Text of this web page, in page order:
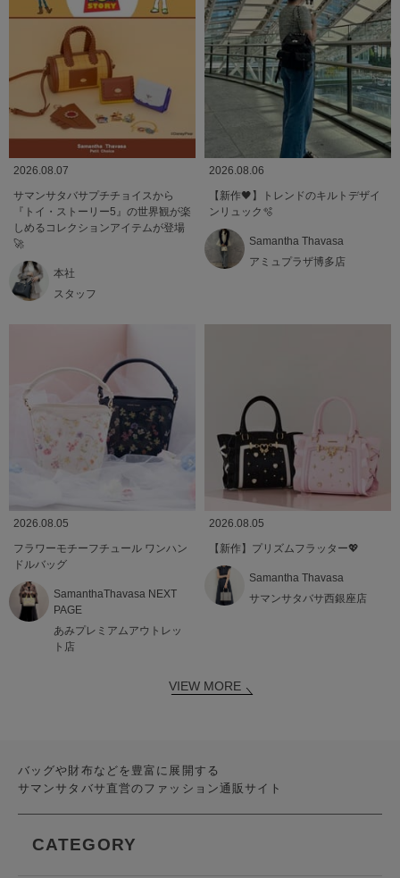
2026.08.07
サマンサタバサプチチョイスから
『トイ・ストーリー5』の世界観が楽
しめるコレクションアイテムが登場
🚀
本社
スタッフ
2026.08.06
【新作🖤】トレンドのキルトデザイ
ンリュック🫧
Samantha Thavasa
アミュプラザ博多店
2026.08.05
フラワーモチーフチュール ワンハン
ドルバッグ
SamanthaThavasa NEXT
PAGE
あみプレミアムアウトレッ
ト店
2026.08.05
【新作】プリズムフラッター💖
Samantha Thavasa
サマンサタバサ西銀座店
VIEW MORE
バッグや財布などを豊富に展開する
サマンサタバサ直営のファッション通販サイト
CATEGORY